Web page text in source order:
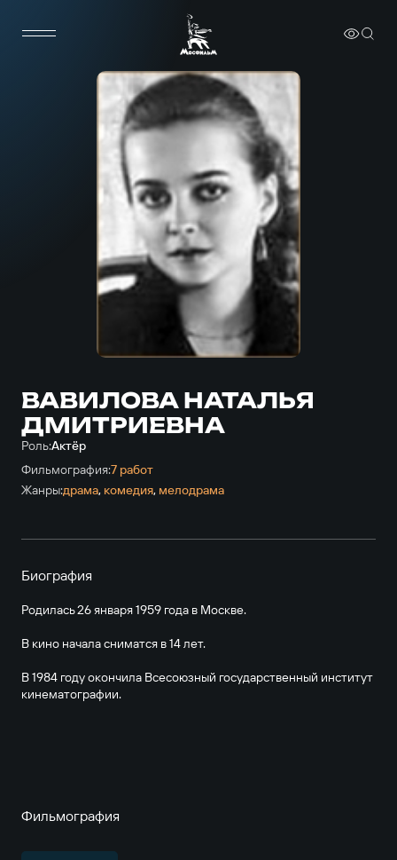
ВАВИЛОВА НАТАЛЬЯ
ДМИТРИЕВНА
Роль:Актёр
Фильмография:7 работ
Жанры:драма, комедия, мелодрама
Биография
Родилась 26 января 1959 года в Москве.
В кино начала сниматся в 14 лет.
В 1984 году окончила Всесоюзный государственный институт
кинематографии.
Фильмография